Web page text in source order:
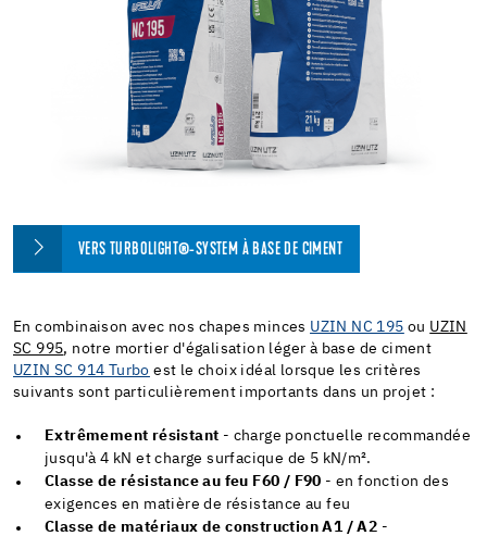
VERS TURBOLIGHT®-SYSTEM À BASE DE CIMENT
En combinaison avec nos chapes minces UZIN NC 195 ou UZIN
SC 995, notre mortier d'égalisation léger à base de ciment
UZIN SC 914 Turbo est le choix idéal lorsque les critères
suivants sont particulièrement importants dans un projet :
Extrêmement résistant - charge ponctuelle recommandée
jusqu'à 4 kN et charge surfacique de 5 kN/m².
Classe de résistance au feu F60 / F90 - en fonction des
exigences en matière de résistance au feu
Classe de matériaux de construction A1 / A2 -